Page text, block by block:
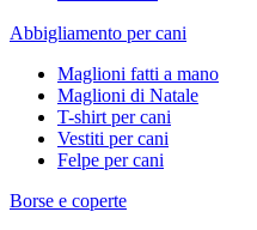
Abbigliamento per cani
Maglioni fatti a mano
Maglioni di Natale
T-shirt per cani
Vestiti per cani
Felpe per cani
Borse e coperte